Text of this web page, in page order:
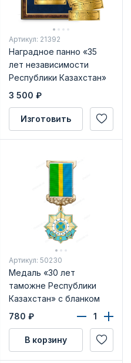
Артикул: 21392
Наградное панно «35
лет независимости
Республики Казахстан»
3 500 ₽
Изготовить
Артикул: 50230
Медаль «30 лет
таможне Республики
Казахстан» с бланком
удостоверения
780 ₽
В корзину